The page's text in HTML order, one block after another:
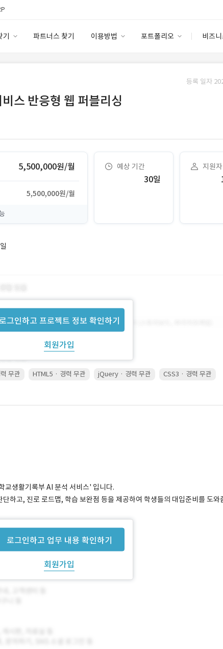
기 파트너스 찾기 이용방법 포트폴리오 비즈
이용요금
고객센터
안심
등록 일자
스 반응형 웹 퍼블리싱
5,500,000원/월
5,500,000원/월
예상 기간
30일
지원
로그인하고 프로젝트 정보 확인하기
회원가입
무관 HTML5 · 경력 무관 jQuery · 경력 무관 CSS3 · 경력 무관
로그인하고 업무 내용 확인하기
회원가입
교생활기록부 AI 분석 서비스' 입니다.
하고, 진로 로드맵, 학습 보완점 등을 제공하여 학생들의 대입준비를 도와